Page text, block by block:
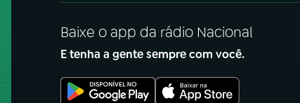
Baixe o app da rádio Nacional
E tenha a gente sempre com você.